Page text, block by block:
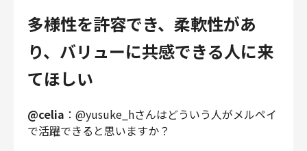
多様性を許容でき、柔軟性があ
り、バリューに共感できる人に来
てほしい
@celia ：@yusuke_hさんはどういう人がメルペイ
で活躍できると思いますか？